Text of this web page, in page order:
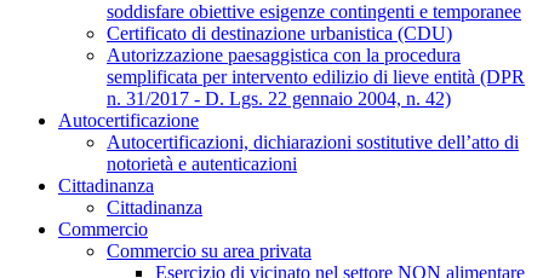
soddisfare obiettive esigenze contingenti e temporanee
Certificato di destinazione urbanistica (CDU)
Autorizzazione paesaggistica con la procedura
semplificata per intervento edilizio di lieve entità (DPR
n. 31/2017 - D. Lgs. 22 gennaio 2004, n. 42)
Autocertificazione
Autocertificazioni, dichiarazioni sostitutive dell’atto di
notorietà e autenticazioni
Cittadinanza
Cittadinanza
Commercio
Commercio su area privata
Esercizio di vicinato nel settore NON alimentare